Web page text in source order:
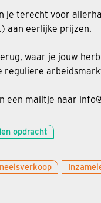
je terecht voor
aan eerlijke prijzen.
waar je jouw
een mailtje naar
opdracht